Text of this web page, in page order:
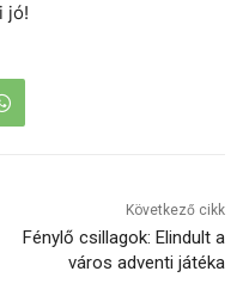
jó!
Következő cikk
Fénylő csillagok: Elindult a
város adventi játéka